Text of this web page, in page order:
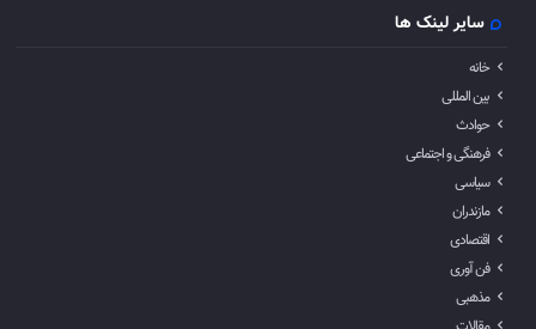
سایر لینک ها
خانه
بین المللی
حوادث
فرهنگی و اجتماعی
سیاسی
مازندران
اقتصادی
فن آوری
مذهبی